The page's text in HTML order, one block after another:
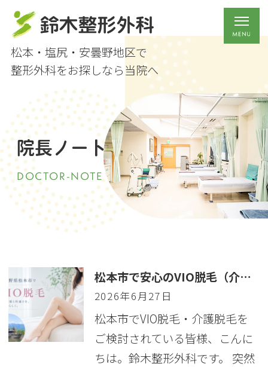
松本・塩尻・安曇野地区で
整形外科をお探しなら当院へ
院長ノート
DOCTOR-NOTE
松本市で安心のVIO脱毛（介護脱毛）！エステとの違いや回数を解説
2026年6月27日
松本市でVIO脱毛・介護脱毛を
ご検討されている皆様、こんに
ちは。鈴木整形外科です。 突然